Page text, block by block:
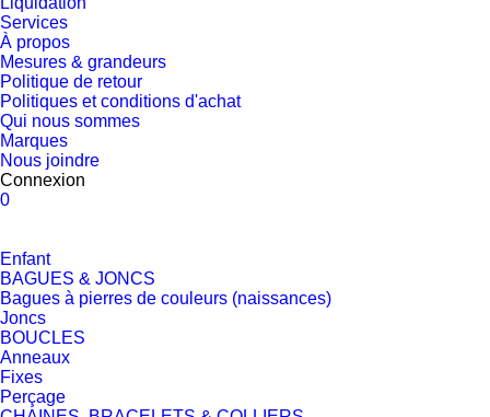
Services
À propos
Mesures & grandeurs
Politique de retour
Politiques et conditions d'achat
Qui nous sommes
Marques
Nous joindre
Connexion
0
Enfant
BAGUES & JONCS
Bagues à pierres de couleurs (naissances)
Joncs
BOUCLES
Anneaux
Fixes
Perçage